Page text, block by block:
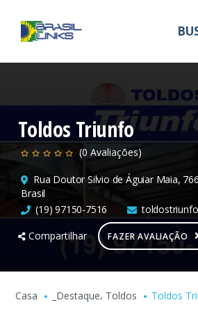
Toldos Triunfo
(0 Avaliações)
Rua Doutor Silvio de Águiar Maia,
Brasil
(19) 97150-7516
Compartilhar
FAZER AVALIAÇÃO
Casa _Destaque, Toldos Toldos